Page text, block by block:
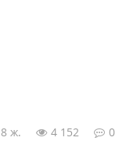
ж. 4 152 0